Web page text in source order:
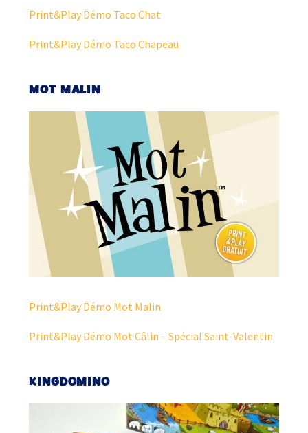
Print&Play Démo Taco Chat
Print&Play Démo Taco Chapeau
MOT MALIN
Print&Play Démo Mot Malin
Print&Play Démo Mot Câlin – Spécial Saint-Valentin
KINGDOMINO